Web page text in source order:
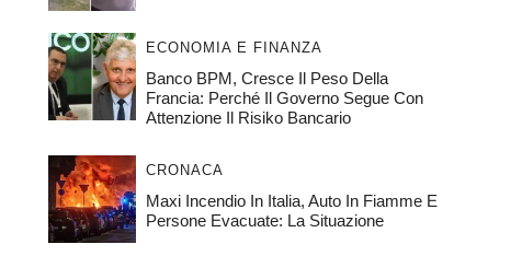
ECONOMIA E FINANZA
Banco BPM, Cresce Il Peso Della
Francia: Perché Il Governo Segue Con
Attenzione Il Risiko Bancario
CRONACA
Maxi Incendio In Italia, Auto In Fiamme E
Persone Evacuate: La Situazione